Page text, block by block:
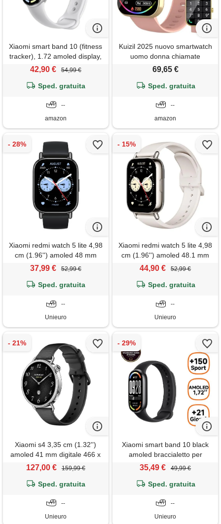
Xiaomi smart band 10 (fitness
tracker), 1.72 amoled display,
multimateriale, autonomia
150+sport, monitoraggio
2.0, resistente 5atm,
compass, argento
42,90 € 54,99 €
Sped. gratuita
--
amazon
Kuizil 2025 nuovo smartwatch
uomo donna chiamate
bluetooth, 1.91 orologio smart
sonno/cardiofrequenzimetro/
compatibile con xiaomi i.
Phone samsung ecc.
69,65 €
Sped. gratuita
--
amazon
Xiaomi redmi watch 5 lite 4,98
cm (1.96'') amoled 48 mm
digitale 410 x 502 pixel touch
37,99 € 52,99 €
Sped. gratuita
--
Unieuro
Xiaomi redmi watch 5 lite 4,98
cm (1.96'') amoled 48.1 mm
digitale 410 x 502 pixel touch
44,90 € 52,99 €
Sped. gratuita
--
Unieuro
Xiaomi s4 3,35 cm (1.32'')
amoled 41 mm digitale 466 x
466 pixel argento
127,00 € 159,99 €
Sped. gratuita
--
Unieuro
Xiaomi smart band 10 black
amoled braccialetto per
rilevamento di attività 4,37 cm
35,49 € 49,99 €
Sped. gratuita
--
Unieuro